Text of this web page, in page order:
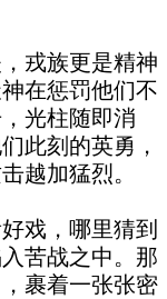
族更是精神
在惩罚他们不
光柱随即消
此刻的英勇，
越加猛烈。
，哪里猜到
苦战之中。那
裹着一张张密